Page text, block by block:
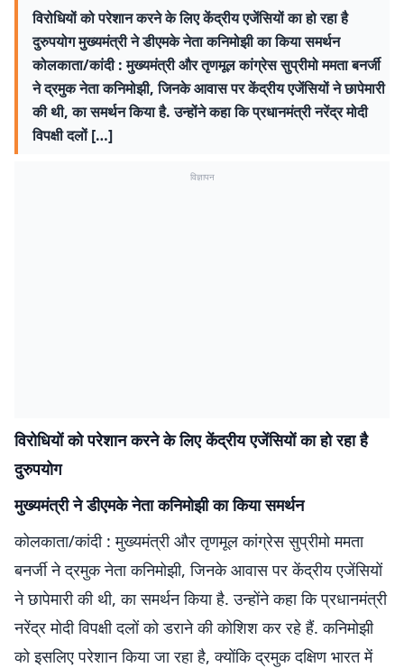
विरोधियों को परेशान करने के लिए केंद्रीय एजेंसियों का हो रहा है
दुरुपयोग मुख्यमंत्री ने डीएमके नेता कनिमोझी का किया समर्थन
कोलकाता/कांदी : मुख्यमंत्री और तृणमूल कांग्रेस सुप्रीमो ममता बनर्जी
ने द्रमुक नेता कनिमोझी, जिनके आवास पर केंद्रीय एजेंसियों ने छापेमारी
की थी, का समर्थन किया है. उन्होंने कहा कि प्रधानमंत्री नरेंद्र मोदी
विपक्षी दलों […]
विज्ञापन
विरोधियों को परेशान करने के लिए केंद्रीय एजेंसियों का हो रहा है
दुरुपयोग
मुख्यमंत्री ने डीएमके नेता कनिमोझी का किया समर्थन
कोलकाता/कांदी : मुख्यमंत्री और तृणमूल कांग्रेस सुप्रीमो ममता
बनर्जी ने द्रमुक नेता कनिमोझी, जिनके आवास पर केंद्रीय एजेंसियों
ने छापेमारी की थी, का समर्थन किया है. उन्होंने कहा कि प्रधानमंत्री
नरेंद्र मोदी विपक्षी दलों को डराने की कोशिश कर रहे हैं. कनिमोझी
को इसलिए परेशान किया जा रहा है, क्योंकि द्रमुक दक्षिण भारत में